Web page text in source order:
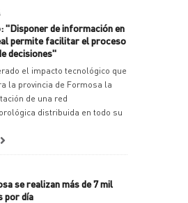
"Disponer de información en
permite facilitar el proceso
decisiones"
el impacto tecnológico que
la provincia de Formosa la
de una red
distribuida en todo su
se realizan más de 7 mil
por día